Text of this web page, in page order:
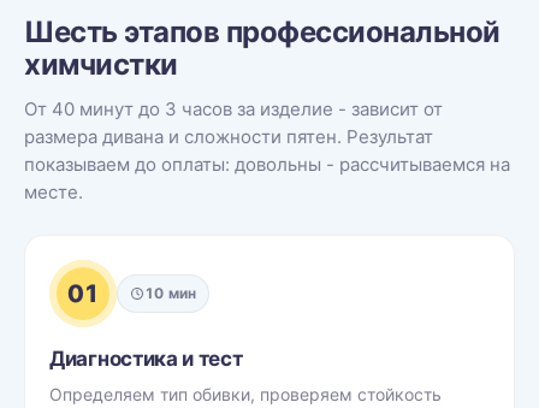
Шесть этапов профессиональной
химчистки
От 40 минут до 3 часов за изделие - зависит от
размера дивана и сложности пятен. Результат
показываем до оплаты: довольны - рассчитываемся на
месте.
01 10 мин
Диагностика и тест
Определяем тип обивки, проверяем стойкость